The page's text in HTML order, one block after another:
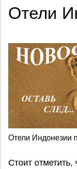
Отели
Отели Индонезии
Стоит отметить,